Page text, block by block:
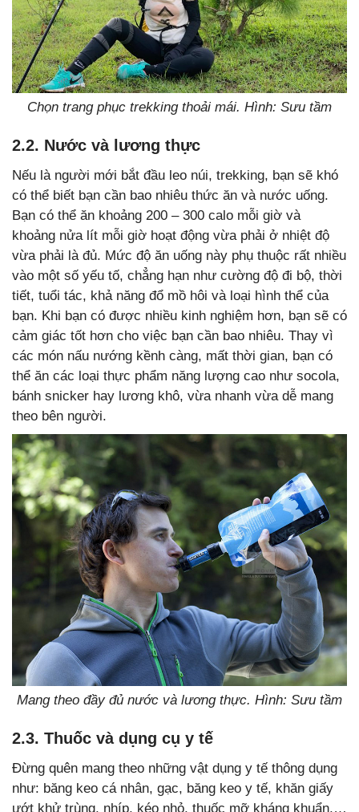
Chọn trang phục trekking thoải mái. Hình: Sưu tầm
2.2. Nước và lương thực
Nếu là người mới bắt đầu leo núi, trekking, bạn sẽ khó
có thể biết bạn cần bao nhiêu thức ăn và nước uống.
Bạn có thể ăn khoảng 200 – 300 calo mỗi giờ và
khoảng nửa lít mỗi giờ hoạt động vừa phải ở nhiệt độ
vừa phải là đủ. Mức độ ăn uống này phụ thuộc rất nhiều
vào một số yếu tố, chẳng hạn như cường độ đi bộ, thời
tiết, tuổi tác, khả năng đổ mồ hôi và loại hình thể của
bạn. Khi bạn có được nhiều kinh nghiệm hơn, bạn sẽ có
cảm giác tốt hơn cho việc bạn cần bao nhiêu. Thay vì
các món nấu nướng kềnh càng, mất thời gian, bạn có
thể ăn các loại thực phẩm năng lượng cao như socola,
bánh snicker hay lương khô, vừa nhanh vừa dễ mang
theo bên người.
Mang theo đầy đủ nước và lương thực. Hình: Sưu tầm
2.3. Thuốc và dụng cụ y tế
Đừng quên mang theo những vật dụng y tế thông dụng
như: băng keo cá nhân, gạc, băng keo y tế, khăn giấy
ướt khử trùng, nhíp, kéo nhỏ, thuốc mỡ kháng khuẩn,…